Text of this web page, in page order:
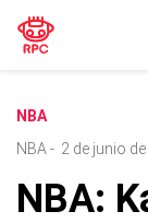
NBA
NBA - 2 de junio
NBA: